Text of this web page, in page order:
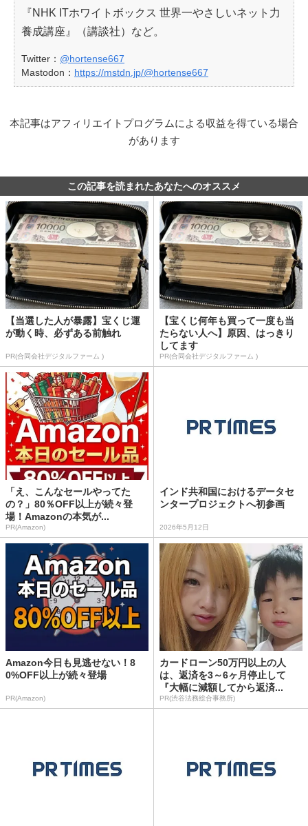
『NHK ITホワイトボックス 世界一やさしいネット力
養成講座』（講談社）など。
Twitter： @hortense667
Mastodon： https://mstdn.jp/@hortense667
本記事はアフィリエイトプログラムによる収益を得ている場合
があります
この記事を読まれたあなたへのオススメ
【当選した人が暴露】宝くじ運
が動く時、必ずある前触れ
PR(合同会社デジタルファーム )
【宝くじ何年も買って一度も当
たらない人へ】原因、はっきり
してます
PR(合同会社デジタルファーム )
「え、こんなセールやってた
の？」80％OFF以上が続々登
場！Amazonの本気が...
PR(Amazon)
インド共和国におけるデータセ
ンタープロジェクトへ初参画
2026年5月12日
Amazon今日も見逃せない！8
0%OFF以上が続々登場
PR(Amazon)
カードローン50万円以上の人
は、返済を3～6ヶ月停止して
『大幅に減額してから返済...
PR(渋谷法務総合事務所)